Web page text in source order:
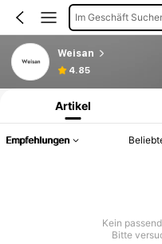
Im Geschäft
Weisan
4.85
Produktinformation:
Artikel
Empfehlungen
Kein
Bitte